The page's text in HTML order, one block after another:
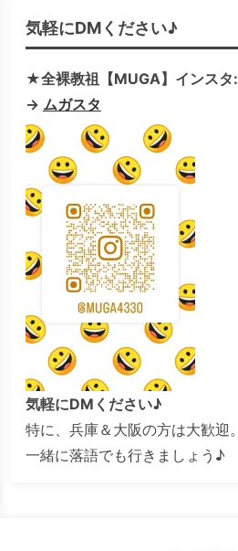
気軽にDMください♪
★全裸教祖【MUGA】インスタ:
→ ムガスタ
気軽にDMください♪
特に、兵庫＆大阪の方は大歓迎。
一緒に落語でも行きましょう♪